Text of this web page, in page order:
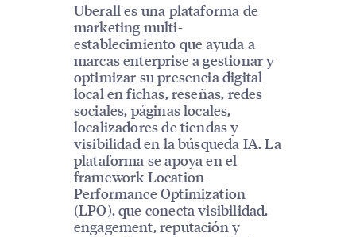
Uberall es una plataforma de
marketing multi-
establecimiento que ayuda a
marcas enterprise a gestionar y
optimizar su presencia digital
local en fichas, reseñas, redes
sociales, páginas locales,
localizadores de tiendas y
visibilidad en la búsqueda IA. La
plataforma se apoya en el
framework Location
Performance Optimization
(LPO), que conecta visibilidad,
engagement, reputación y